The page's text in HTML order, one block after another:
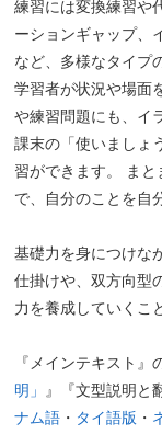
練習には変換練習や
ーションギャップ、
など、多様なタイプ
学習者が状況や場面
や練習問題にも、イ
課末の「使いましょ
習ができます。 ま
で、自分のことを自
基礎力を身につけな
仕掛けや、双方向型
力を養成していくこ
『メインテキスト』
明」
』『文型説明と
ナム語 ・ タイ語版 ・